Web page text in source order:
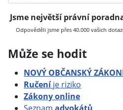
Jsme největší právní
Odpověděli jsme přes 40.000 vašich
Může se hodit
NOVÝ OBČANSKÝ
Ručeníje riziko
Zákony online